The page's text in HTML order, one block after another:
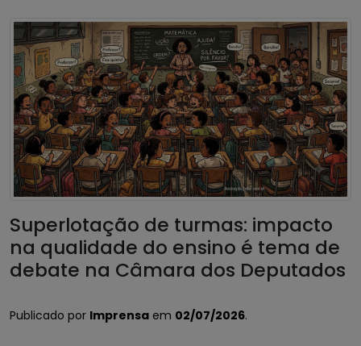
Superlotação de turmas: impacto
na qualidade do ensino é tema de
debate na Câmara dos Deputados
Publicado por Imprensa em 02/07/2026.